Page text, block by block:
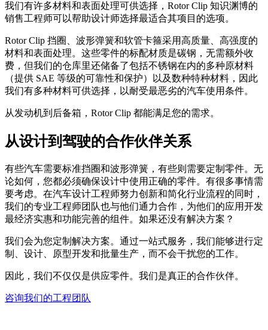
我们有许多材料和表面处理可供选择，Rotor Clip 知识渊博的
销售工程师可以帮助设计师选择最适合其项目的选项。
Rotor Clip 挡圈、波形弹簧和软管卡箍采用高质量、高强度的
材料和表面处理。这些零件的标配材质是碳钢，无需额外收
费，但我们的仓库里还储备了包括不锈钢在内的多种原材料
（提供 SAE 等级的可靠性和保护）以及数种特种材料，因此
我们有多种材料可供选择，以耐受最恶劣的汽车使用条件。
从发动机到后备箱，Rotor Clip 都能满足您的需求。
从设计到驾驶的合作伙伴关系
有些汽车需要标准挡圈和波形弹簧，有些则需要定制零件。无
论如何，您都必须确保设计中使用正确的零件。有很多事情需
要考虑。在汽车设计工程师努力创新和简化行业流程的同时，
我们的专业工程师团队也与他们通力合作，为他们的应用开发
最经济实惠和功能完善的组件。如果还没有解决方案？
我们会为您定制解决方案。通过一站式服务，我们能够进行定
制、设计、原型开发和批量生产，而不会干扰您的工作。
因此，我们不仅仅是供应零件。我们是真正的合作伙伴。
咨询我们的工程团队